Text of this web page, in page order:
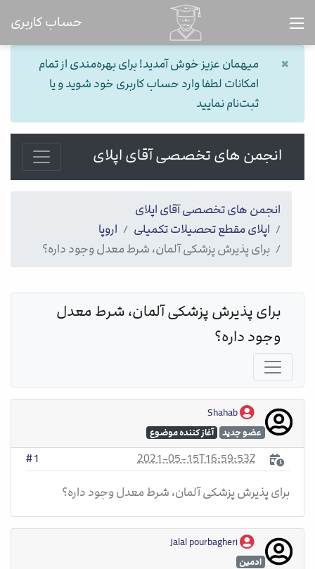
حساب کاربری
میهمان عزیز خوش آمدید! برای بهره‌مندی از تمام
امکانات لطفا وارد حساب کاربری خود شوید و یا
ثبت‌نام نمایید
×
انجمن های تخصصی آقای اپلای
انجمن های تخصصی آقای اپلای
اپلای مقطع تحصیلات تکمیلی
اروپا
برای پذیرش پزشکی آلمان، شرط معدل وجود داره؟
وجود داره؟
Shahab
عضو جدید آغاز کننده موضوع
2021-05-15T16:59:53Z
#1
برای پذیرش پزشکی آلمان، شرط معدل وجود داره؟
Jalal pourbagheri
ادمین